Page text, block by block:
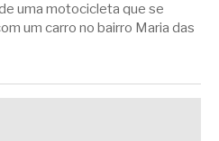
uma motocicleta que se
um carro no bairro Maria das